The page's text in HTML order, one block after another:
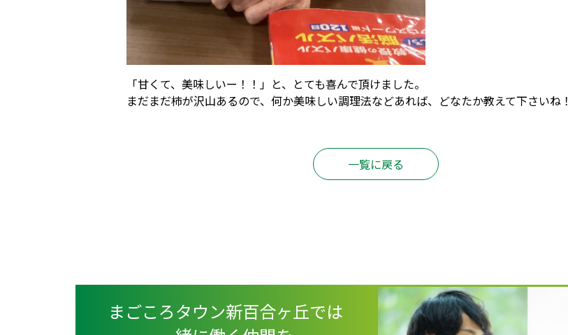
「甘くて、美味しいー！！」と、とても喜んで頂けました。
まだまだ柿が沢山あるので、何か美味しい調理法などあれば、どなたか教えて下さいね！
一覧に戻る
まごころタウン新百合ヶ丘では